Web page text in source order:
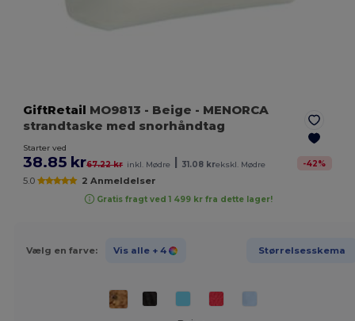
GiftRetail MO9813 - Beige - MENORCA
strandtaske med snorhåndtag
Starter ved
38.85 kr67.22 kr inkl. Mødre 31.08 krekskl. Mødre -42%
5.0 2 Anmeldelser
Gratis fragt ved 1 499 kr fra dette lager!
Vælg en farve: Vis alle + 4 Størrelsesskema